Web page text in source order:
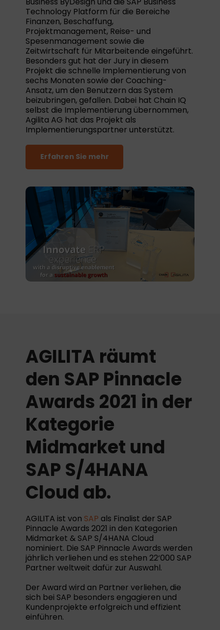
Technology Platform für die Bereiche
Finanzen, Beschaffung,
Projektmanagement, Reise- und
Spesenmanagement sowie die
Zeitwirtschaft für Mitarbeitende eingeführt.
Besonders gut hat der Jury in diesem
Projekt die schnelle Implementierung von
sechs Monaten sowie der Coaching-
Ansatz, um den Benutzern das System
beizubringen, gefallen. Dabei hat Chain IQ
selbst die Implementierung übernommen,
Agilita AG hat das Projekt als
Implementierungspartner unterstützt.
Erfahren Sie mehr
AGILITA räumt
den SAP Pinnacle
Awards 2021 in der
Kategorie
Midmarket und
SAP S/4HANA
Cloud ab.
AGILITA ist von SAP als Finalist der SAP
Pinnacle Awards 2021 in den Kategorien
Midmarket & SAP S/4HANA Cloud
nominiert. Die SAP Pinnacle Awards werden
jährlich verliehen und es stehen 22‘000 SAP
Partner weltweit dafür zur Auswahl.
Der Award wird an Partner verliehen, die
sich bei SAP besonders engagieren und
Kundenprojekte erfolgreich und effizient
einführen.